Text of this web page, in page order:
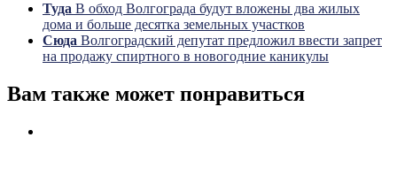
Туда В обход Волгограда будут вложены два жилых
дома и больше десятка земельных участков
Сюда Волгоградский депутат предложил ввести запрет
на продажу спиртного в новогодние каникулы
Вам также может понравиться